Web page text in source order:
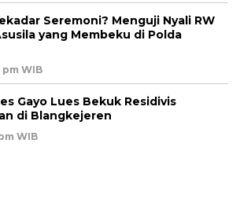
Seremoni? Menguji Nyali RW
yang Membeku di Polda
pm WIB
Gayo Lues Bekuk Residivis
di Blangkejeren
WIB